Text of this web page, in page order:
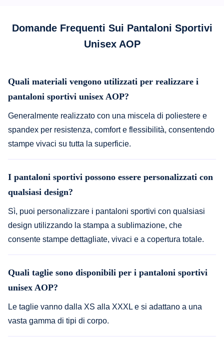
Domande Frequenti Sui Pantaloni Sportivi
Unisex AOP
Quali materiali vengono utilizzati per realizzare i
pantaloni sportivi unisex AOP?
Generalmente realizzato con una miscela di poliestere e
spandex per resistenza, comfort e flessibilità, consentendo
stampe vivaci su tutta la superficie.
I pantaloni sportivi possono essere personalizzati con
qualsiasi design?
Sì, puoi personalizzare i pantaloni sportivi con qualsiasi
design utilizzando la stampa a sublimazione, che
consente stampe dettagliate, vivaci e a copertura totale.
Quali taglie sono disponibili per i pantaloni sportivi
unisex AOP?
Le taglie vanno dalla XS alla XXXL e si adattano a una
vasta gamma di tipi di corpo.